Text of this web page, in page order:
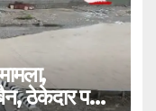
ठेकेदार पर